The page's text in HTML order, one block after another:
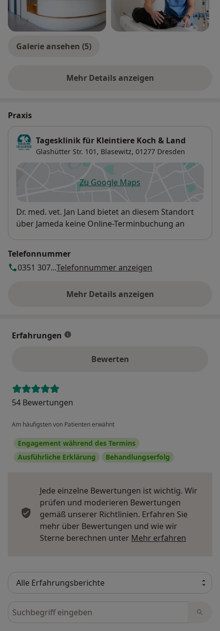
Galerie ansehen (5)
Mehr Details anzeigen
über Erfahrungen
Praxis
Tagesklinik für Kleintiere Koch & Land
Glashütter Str. 101, Blasewitz, 01277 Dresden
Zu Google Mapsöffnet in einer neuen
Verfügbarkeit
Dr. med. vet. Jan Land bietet an diesem Standort
über Jameda keine Online-Terminbuchung an
Telefonnummer
0351 307...Telefonnummer anzeigen
Mehr Details anzeigen
über die Adresse
Erfahrungen
Bewerten
54 Bewertungen
Am häufigsten von Patienten erwähnt
Engagement während des Termins
Ausführliche Erklärung
Behandlungserfolg
Jede einzelne Bewertungen ist wichtig. Wir
prüfen und moderieren Bewertungen
gemäß unserer Richtlinien. Erfahren Sie
mehr über Bewertungen und wie wir
Sterne berechnen unter Mehr erfahren
Bewertungen durchsuchen